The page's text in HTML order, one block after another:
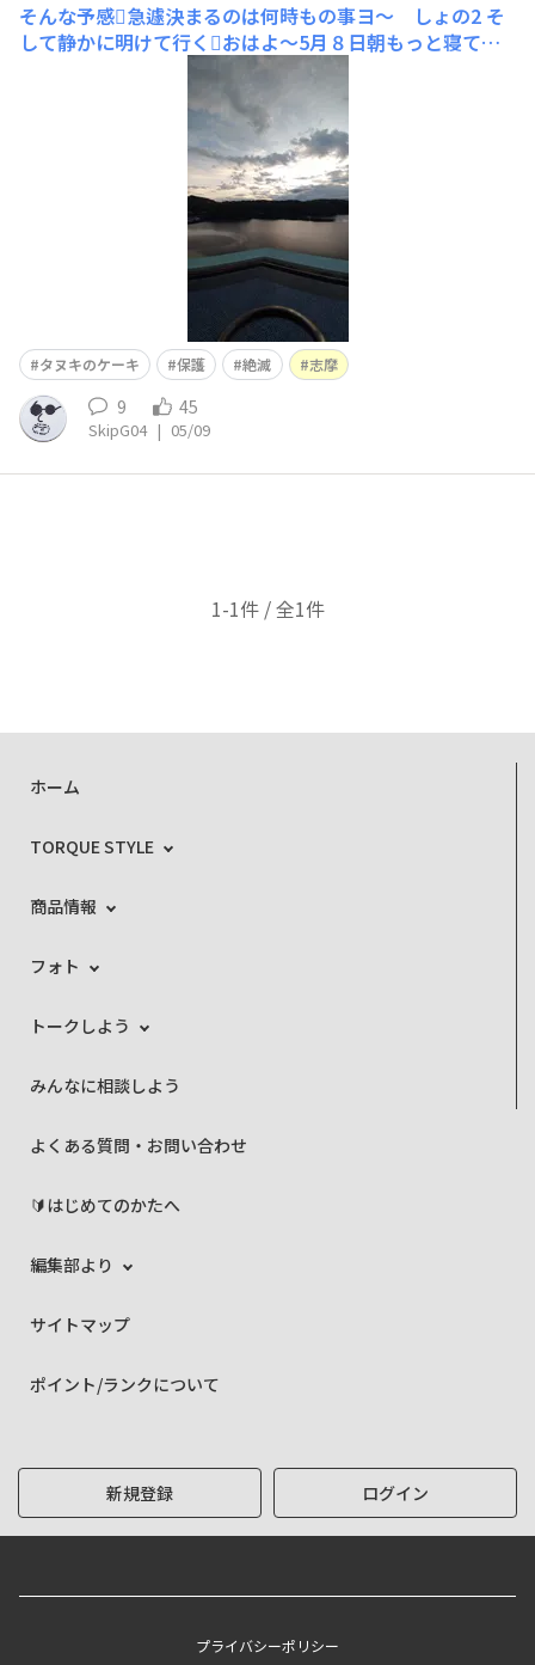
そんな予感🫪急遽決まるのは何時もの事ヨ〜 しょの2 そ
して静かに明けて行く🫪おはよ〜5月８日朝もっと寝てれ
ば良いのに目が覚める👀ロビーに降りて( ﾟДﾟ)y─┛~~と
コーヒーの良き香りに誘われ、サーバを見るとまだ養生の
ためのカバーが😵オジサンたち利用時間を守らず、使った
様で・・・ルールを守れないオジサンはただの🐷野郎だ‼️
とやせ我慢😅個人情報保護のた
タヌキのケーキ 保護 絶滅 志摩
9 45
SkipG04 | 05/09
1-1件 / 全1件
ホーム
TORQUE STYLE
商品情報
フォト
トークしよう
みんなに相談しよう
よくある質問・お問い合わせ
🔰はじめてのかたへ
編集部より
サイトマップ
ポイント/ランクについて
新規登録 ログイン
プライバシーポリシー